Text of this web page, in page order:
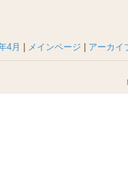
4月 メインページ アーカイ